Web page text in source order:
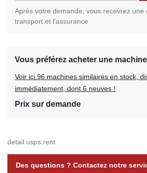
Après votre demande, vous recevrez une
transport et l'assurance
Vous préférez acheter une
Voir ici 96 machines similaires en stock,
immédiatement, dont 6 neuves !
Prix sur demande
detail.usps.rent
Des questions ? Contactez notre